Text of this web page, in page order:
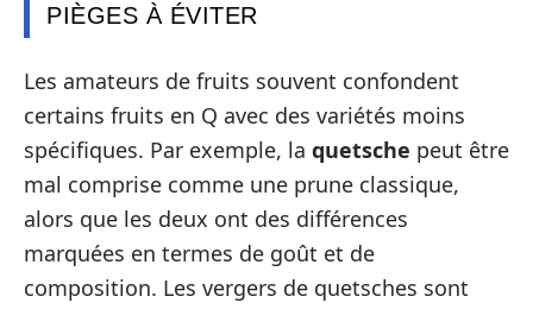
PIÈGES À ÉVITER
Les amateurs de fruits souvent confondent
certains fruits en Q avec des variétés moins
spécifiques. Par exemple, la quetsche peut être
mal comprise comme une prune classique,
alors que les deux ont des différences
marquées en termes de goût et de
composition. Les vergers de quetsches sont